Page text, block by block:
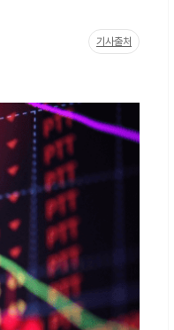
기사출처